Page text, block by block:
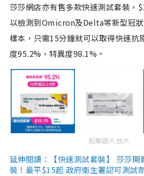
莎莎網店亦有售多款快速測試套裝，
以檢測到Omicron及Delta等新型冠
樣本，只需15分鐘就可以取得快速抗
度95.2%，特異度98.1%。
點擊圖片放大
延伸閱讀：【快速測試套裝】 莎莎開
裝！最平$15起 政府衛生署認可測試